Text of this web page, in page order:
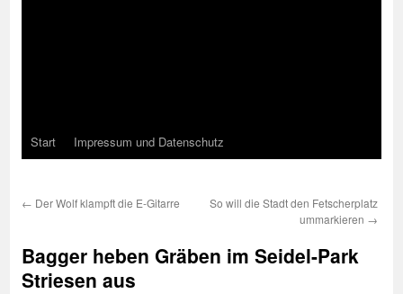
Start Impressum und Datenschutz
← Der Wolf klampft die E-Gitarre
So will die Stadt den Fetscherplatz
ummarkieren →
Bagger heben Gräben im Seidel-Park
Striesen aus